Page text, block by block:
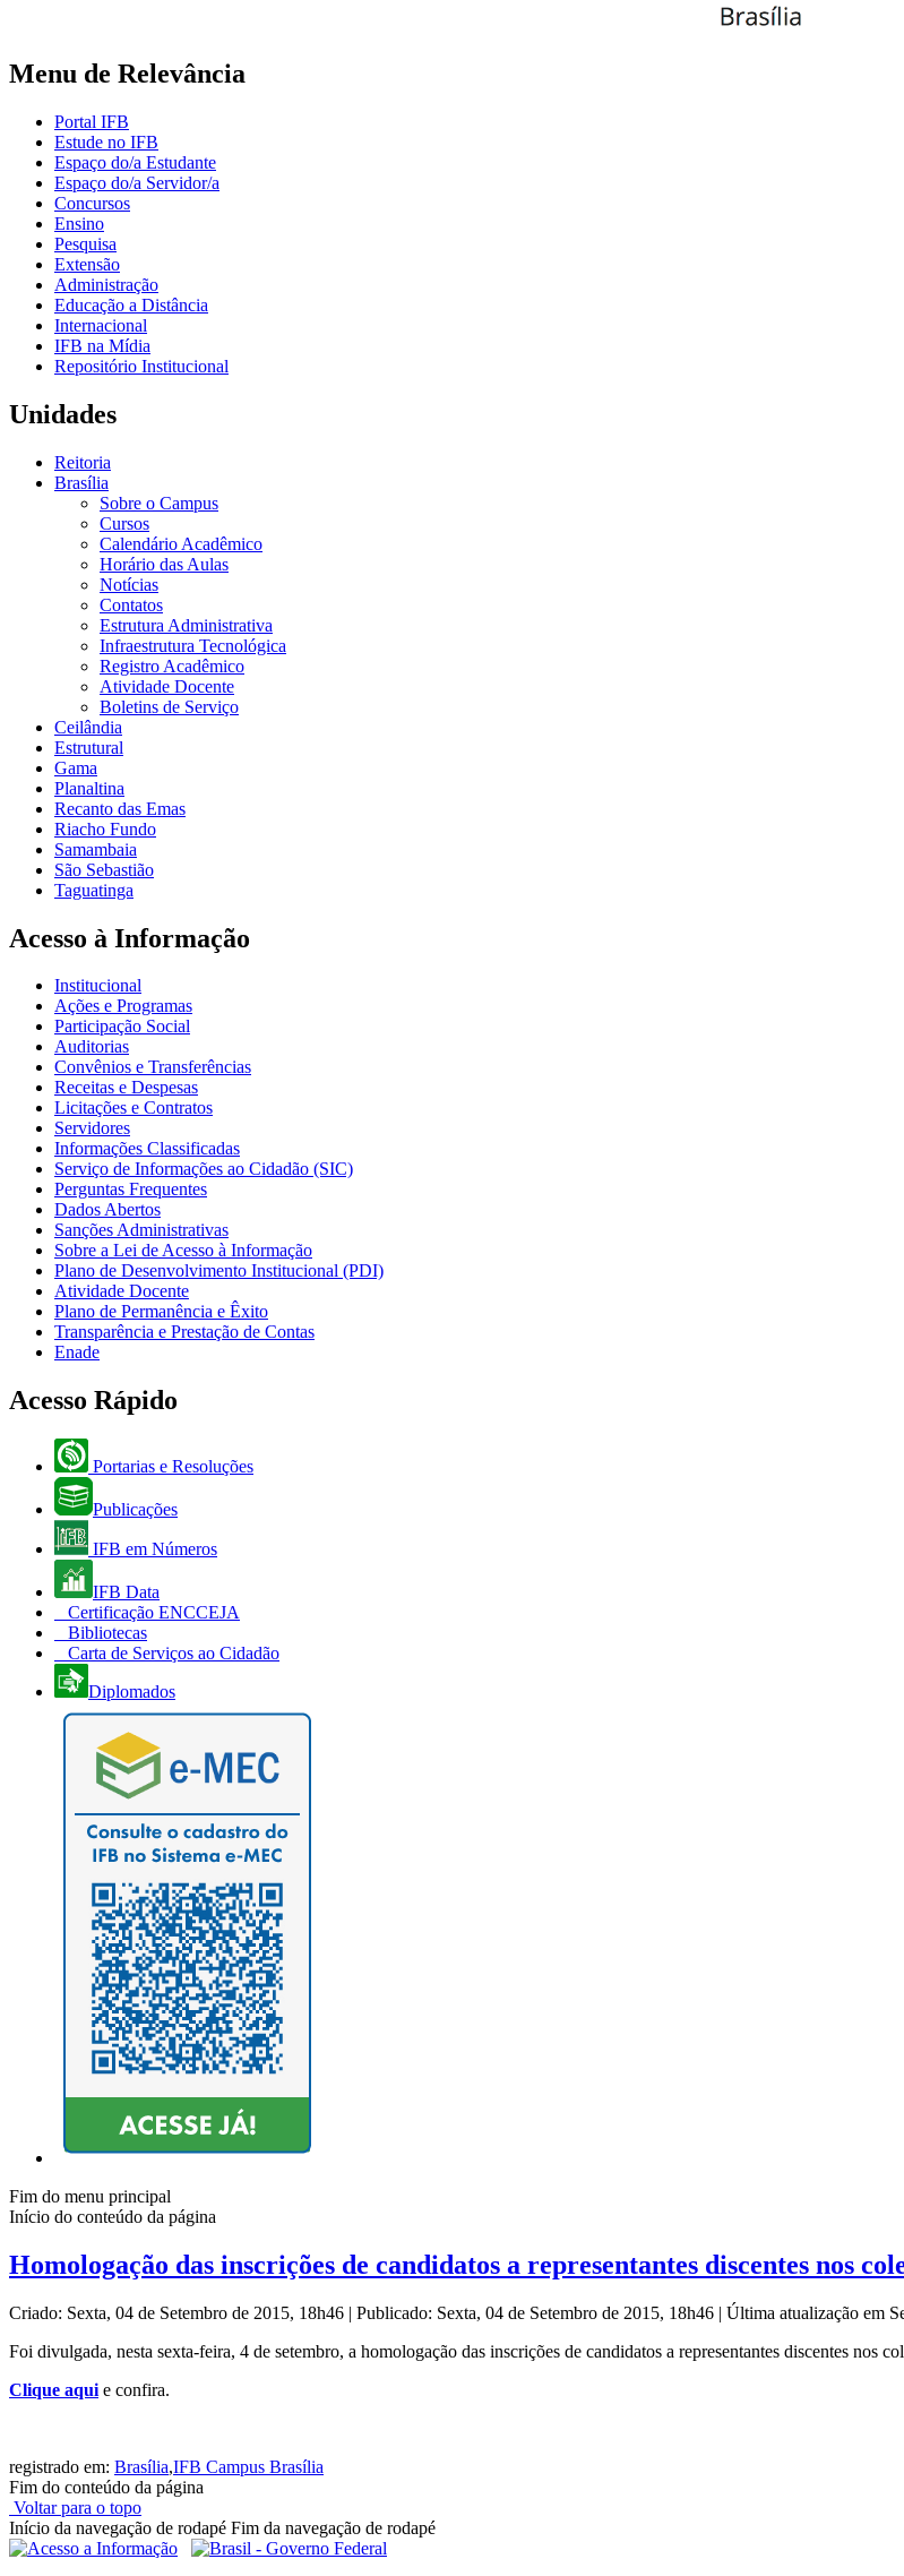
Menu de Relevância
Portal IFB
Estude no IFB
Espaço do/a Estudante
Espaço do/a Servidor/a
Concursos
Ensino
Pesquisa
Extensão
Administração
Educação a Distância
Internacional
IFB na Mídia
Repositório Institucional
Unidades
Reitoria
Brasília
Sobre o Campus
Cursos
Calendário Acadêmico
Horário das Aulas
Notícias
Contatos
Estrutura Administrativa
Infraestrutura Tecnológica
Registro Acadêmico
Atividade Docente
Boletins de Serviço
Ceilândia
Estrutural
Gama
Planaltina
Recanto das Emas
Riacho Fundo
Samambaia
São Sebastião
Taguatinga
Acesso à Informação
Institucional
Ações e Programas
Participação Social
Auditorias
Convênios e Transferências
Receitas e Despesas
Licitações e Contratos
Servidores
Informações Classificadas
Serviço de Informações ao Cidadão (SIC)
Perguntas Frequentes
Dados Abertos
Sanções Administrativas
Sobre a Lei de Acesso à Informação
Plano de Desenvolvimento Institucional (PDI)
Atividade Docente
Plano de Permanência e Êxito
Transparência e Prestação de Contas
Enade
Acesso Rápido
Portarias e Resoluções
Publicações
IFB em Números
IFB Data
Certificação ENCCEJA
Bibliotecas
Carta de Serviços ao Cidadão
Diplomados
Fim do menu principal
Início do conteúdo da página
Homologação das inscrições de candidatos a representantes discentes nos
Criado: Sexta, 04 de Setembro de 2015, 18h46 | Publicado: Sexta, 04 de Setembro de 2015, 18h46 | Última atualização em
Foi divulgada, nesta sexta-feira, 4 de setembro, a homologação das inscrições de candidatos a representantes discentes nos
Clique aqui e confira.
registrado em: Brasília,IFB Campus Brasília
Fim do conteúdo da página
Voltar para o topo
Início da navegação de rodapé Fim da navegação de rodapé